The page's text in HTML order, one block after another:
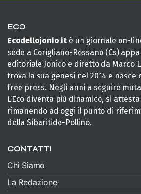
ECO
Ecodellojonio.it è un giornale on-
sede a Corigliano-Rossano (Cs)
editoriale Jonico e diretto da Marco
trova la sua genesi nel 2014 e nasce
free press. Negli anni a seguire
L’Eco diventa più dinamico, si
rimanendo ad oggi il punto di
della Sibaritide-Pollino.
CONTATTI
Chi Siamo
La Redazione